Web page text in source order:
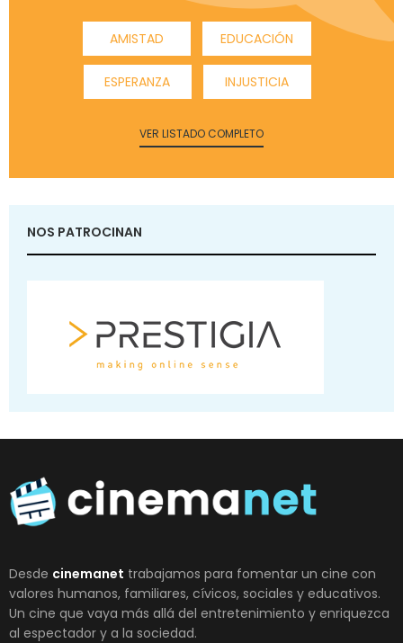
AMISTAD EDUCACIÓN
ESPERANZA INJUSTICIA
VER LISTADO COMPLETO
NOS PATROCINAN
Desde cinemanet trabajamos para fomentar un cine con
valores humanos, familiares, cívicos, sociales y educativos.
Un cine que vaya más allá del entretenimiento y enriquezca
al espectador y a la sociedad.